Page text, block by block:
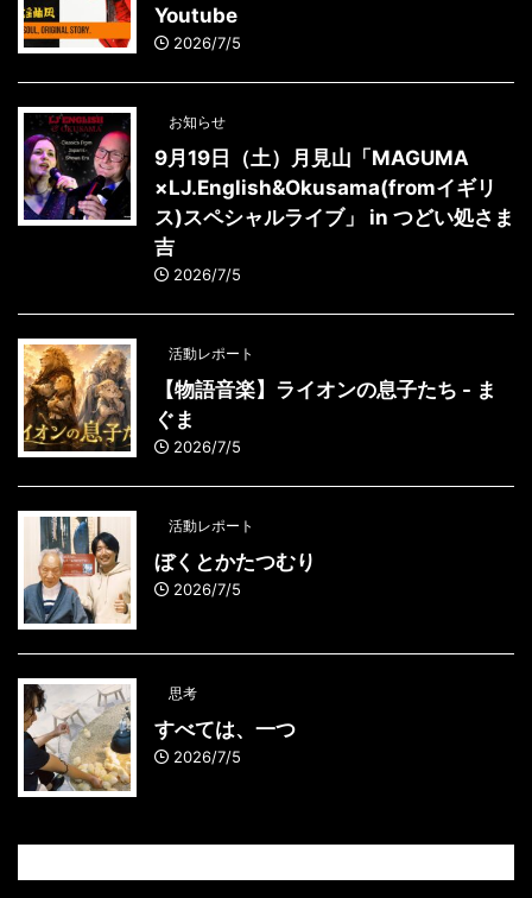
Youtube
2026/7/5
お知らせ
9月19日（土）月見山「MAGUMA
×LJ.English&Okusama(fromイギリ
ス)スペシャルライブ」 in つどい処さま
吉
2026/7/5
活動レポート
【物語音楽】ライオンの息子たち - ま
ぐま
2026/7/5
活動レポート
ぼくとかたつむり
2026/7/5
思考
すべては、一つ
2026/7/5